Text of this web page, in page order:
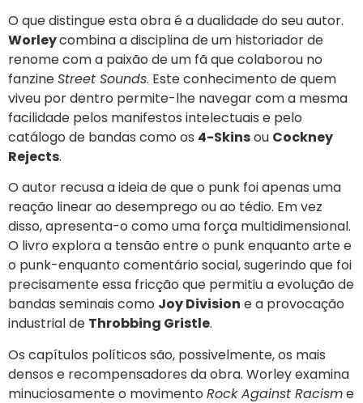
O que distingue esta obra é a dualidade do seu autor.
Worleycombina a disciplina de um historiador de
renome com a paixão de um fã que colaborou no
fanzineStreet Sounds. Este conhecimento de quem
viveu por dentro permite-lhe navegar com a mesma
facilidade pelos manifestos intelectuais e pelo
catálogo de bandas como os 4-Skinsou Cockney
Rejects.
O autor recusa a ideia de que o punk foi apenas uma
reação linear ao desemprego ou ao tédio. Em vez
disso, apresenta-o como uma força multidimensional.
O livro explora a tensão entre o punk enquanto arte e
o punk-enquanto comentário social, sugerindo que foi
precisamente essa fricção que permitiu a evolução de
bandas seminais como Joy Division e a provocação
industrial de Throbbing Gristle.
Os capítulos políticos são, possivelmente, os mais
densos e recompensadores da obra. Worley examina
minuciosamente o movimento Rock Against Racisme